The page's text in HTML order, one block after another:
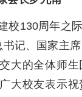
校130周年之
记、国家主
大的全体师
大校友表示祝